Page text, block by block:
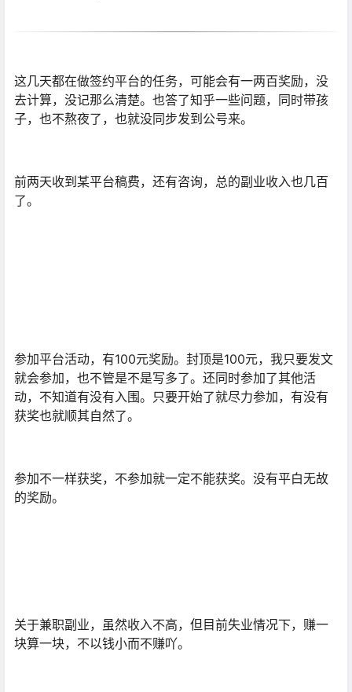
这几天都在做签约平台的任务，可能会有一两百奖励，没
去计算，没记那么清楚。也答了知乎一些问题，同时带孩
子，也不熬夜了，也就没同步发到公号来。
前两天收到某平台稿费，还有咨询，总的副业收入也几百
了。
参加平台活动，有100元奖励。封顶是100元，我只要发文
就会参加，也不管是不是写多了。还同时参加了其他活
动，不知道有没有入围。只要开始了就尽力参加，有没有
获奖也就顺其自然了。
参加不一样获奖，不参加就一定不能获奖。没有平白无故
的奖励。
关于兼职副业，虽然收入不高，但目前失业情况下，赚一
块算一块，不以钱小而不赚吖。